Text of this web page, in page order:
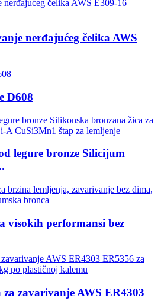
nerđajućeg čelika AWS
D608
legure bronze Silicijum
visokih performansi bez
zavarivanje AWS ER4303